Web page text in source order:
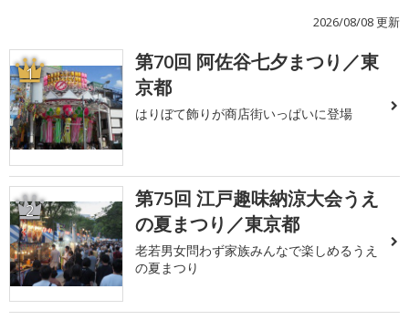
2026/08/08 更新
1
第70回 阿佐谷七夕まつり／東
京都
はりぼて飾りが商店街いっぱいに登場
2
第75回 江戸趣味納涼大会うえ
の夏まつり／東京都
老若男女問わず家族みんなで楽しめるうえ
の夏まつり